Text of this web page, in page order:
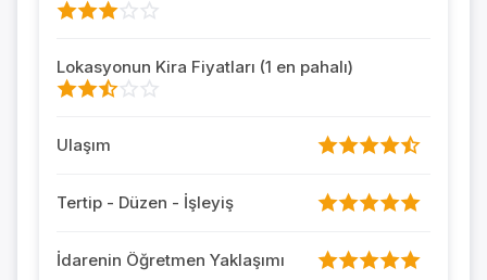
Lokasyonun Kira Fiyatları (1 en pahalı)
Ulaşım
Tertip - Düzen - İşleyiş
İdarenin Öğretmen Yaklaşımı